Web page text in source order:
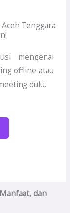
Tenggara
mengenai
offline atau
dulu.
dan